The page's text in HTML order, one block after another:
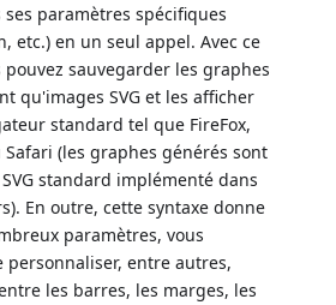
paramètres spécifiques
etc.) en un seul appel. Avec ce
sauvegarder les graphes
qu'images SVG et les afficher
standard tel que FireFox,
Safari (les graphes générés sont
standard implémenté dans
En outre, cette syntaxe donne
paramètres, vous
personnaliser, entre autres,
les barres, les marges, les